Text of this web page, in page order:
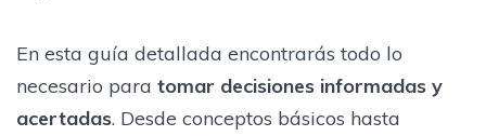
En esta guía detallada encontrarás todo lo
necesario para tomar decisiones informadas y
acertadas. Desde conceptos básicos hasta